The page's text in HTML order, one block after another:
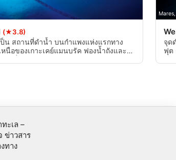
(★3.8)
ป็น สถานที่ดำน้ำ บนกำแพงแห่งแรกทาง
หนือของเกาะเคย์แมนบรัค ฟองน้ำถังและ
จุด
ฟุต
ะเล –
ข่าวสาร
ทาง